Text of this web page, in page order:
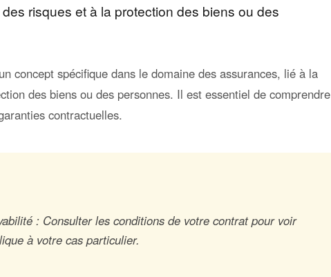
risques et à la protection des biens ou des
concept spécifique dans le domaine des assurances, lié à la
des biens ou des personnes. Il est essentiel de comprendre
contractuelles.
: Consulter les conditions de votre contrat pour voir
à votre cas particulier.